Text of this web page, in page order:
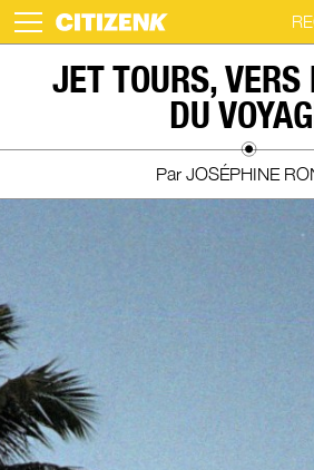
JET TOURS, VERS
DU
Par JOSÉPHINE